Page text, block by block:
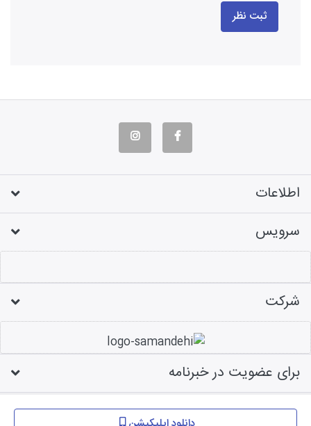
ثبت نظر
اطلاعات
سرویس
شرکت
برای عضویت در خبرنامه
طراحی فروشگاه اینترنتی